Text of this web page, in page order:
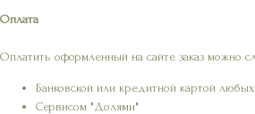
Оплата
Оплатить оформленный на сайте заказ можно
Банковской или кредитной картой
Сервисом "Долями"